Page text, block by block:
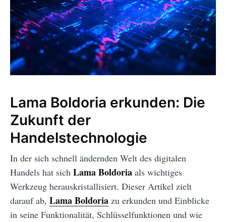
Lama Boldoria erkunden: Die
Zukunft der
Handelstechnologie
In der sich schnell ändernden Welt des digitalen
Handels hat sich Lama Boldoria als wichtiges
Werkzeug herauskristallisiert. Dieser Artikel zielt
darauf ab, Lama Boldoria zu erkunden und Einblicke
in seine Funktionalität, Schlüsselfunktionen und wie